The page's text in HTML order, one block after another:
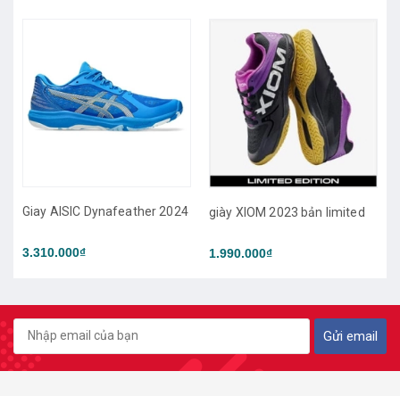
Giay AISIC Dynafeather 2024
3.310.000₫
giày XIOM 2023 bản limited
1.990.000₫
Gửi email